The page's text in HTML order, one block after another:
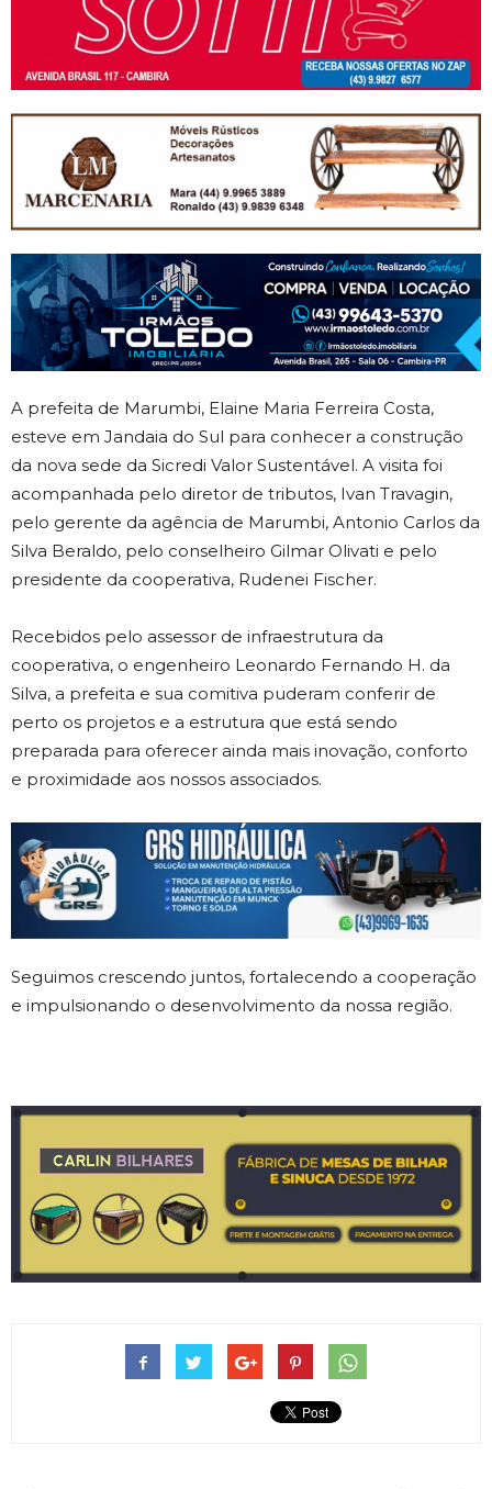
A prefeita de Marumbi, Elaine Maria Ferreira Costa,
esteve em Jandaia do Sul para conhecer a construção
da nova sede da Sicredi Valor Sustentável. A visita foi
acompanhada pelo diretor de tributos, Ivan Travagin,
pelo gerente da agência de Marumbi, Antonio Carlos da
Silva Beraldo, pelo conselheiro Gilmar Olivati e pelo
presidente da cooperativa, Rudenei Fischer.
Recebidos pelo assessor de infraestrutura da
cooperativa, o engenheiro Leonardo Fernando H. da
Silva, a prefeita e sua comitiva puderam conferir de
perto os projetos e a estrutura que está sendo
preparada para oferecer ainda mais inovação, conforto
e proximidade aos nossos associados.
Seguimos crescendo juntos, fortalecendo a cooperação
e impulsionando o desenvolvimento da nossa região.